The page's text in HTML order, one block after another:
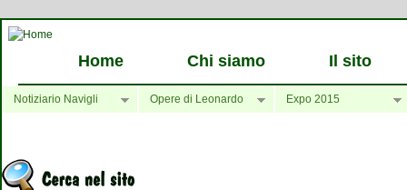
Home Chi siamo Il sito
Notiziario Navigli Opere di Leonardo Expo 2015